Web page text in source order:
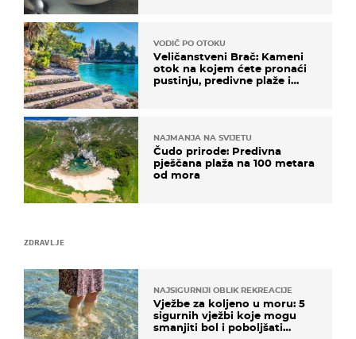
ZDRAVLJE
NAJSIGURNIJI OBLIK REKREACIJE
Vježbe za koljeno u moru: 5
sigurnih vježbi koje mogu
smanjiti bol i poboljšati
VODIČ PO OTOKU
Veličanstveni Brač: Kameni
otok na kojem ćete pronaći
pustinju, predivne plaže i
NAJMANJA NA SVIJETU
Čudo prirode: Predivna
pješčana plaža na 100 metara
od mora